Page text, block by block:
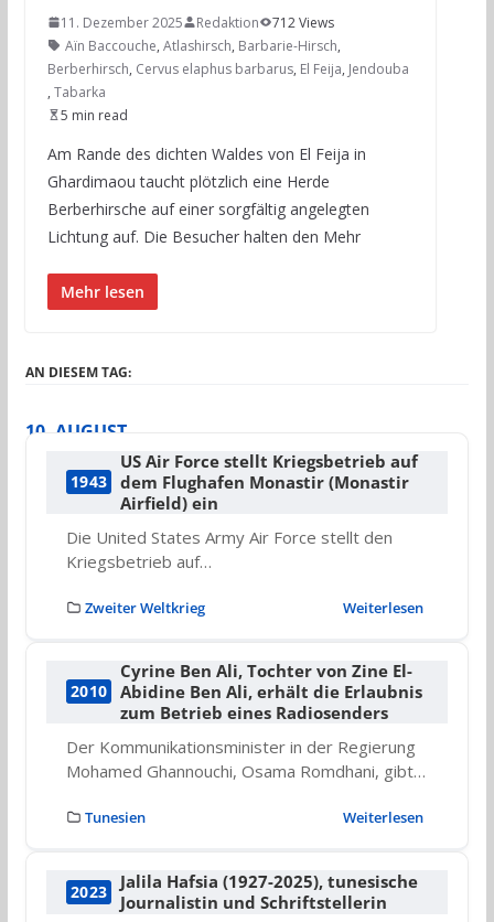
11. Dezember 2025 Redaktion
712 Views
Aïn Baccouche, Atlashirsch, Barbarie-Hirsch,
Berberhirsch, Cervus elaphus barbarus, El Feija, Jendouba
, Tabarka
5 min read
Am Rande des dichten Waldes von El Feija in
Ghardimaou taucht plötzlich eine Herde
Berberhirsche auf einer sorgfältig angelegten
Lichtung auf. Die Besucher halten den Mehr
Mehr lesen
AN DIESEM TAG:
10. AUGUST
1943
US Air Force stellt Kriegsbetrieb auf
dem Flughafen Monastir (Monastir
Airfield) ein
Die United States Army Air Force stellt den
Kriegsbetrieb auf…
Zweiter Weltkrieg Weiterlesen
2010
Cyrine Ben Ali, Tochter von Zine El-
Abidine Ben Ali, erhält die Erlaubnis
zum Betrieb eines Radiosenders
Der Kommunikationsminister in der Regierung
Mohamed Ghannouchi, Osama Romdhani, gibt…
Tunesien Weiterlesen
2023
Jalila Hafsia (1927-2025), tunesische
Journalistin und Schriftstellerin